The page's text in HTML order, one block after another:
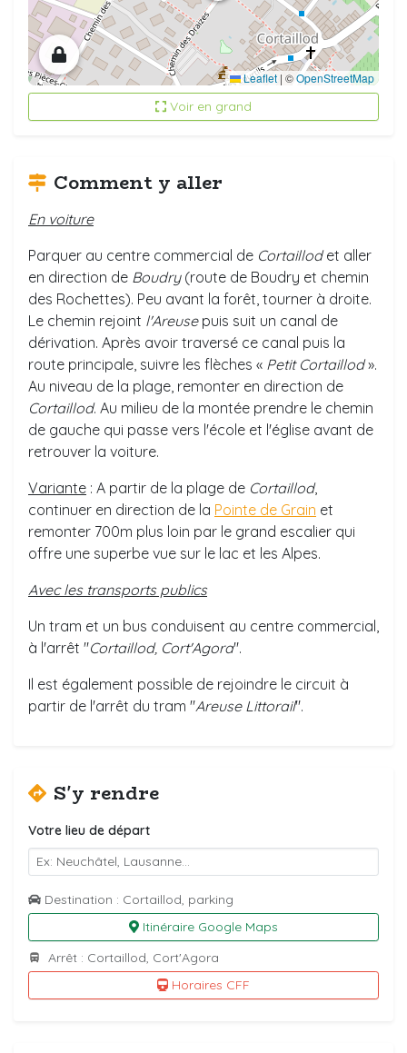
Leaflet | ©OpenStreetMap
Voir en grand
Comment y aller
En voiture
Parquer au centre commercial de Cortaillodet aller
en direction de Boudry (route de Boudry et chemin
des Rochettes). Peu avant la forêt, tourner à droite.
Le chemin rejoint l'Areuse puis suit un canal de
dérivation. Après avoir traversé ce canal puis la
route principale, suivre les flèches « Petit Cortaillod».
Au niveau de la plage, remonter en direction de
Cortaillod. Au milieu de la montée prendre le chemin
de gauche qui passe vers l'école et l'église avant de
retrouver la voiture.
Variante : A partir de la plage de Cortaillod,
continuer en direction de la Pointe de Grain et
remonter 700m plus loin par le grand escalier qui
offre une superbe vue sur le lac et les Alpes.
Avec les transports publics
Un tram et un bus conduisent au centre commercial,
à l'arrêt "Cortaillod, Cort'Agora".
Il est également possible de rejoindre le circuit à
partir de l'arrêt du tram "Areuse Littorail".
S'y rendre
Votre lieu de départ
Destination : Cortaillod, parking
Itinéraire Google Maps
Arrêt : Cortaillod, Cort'Agora
Horaires CFF